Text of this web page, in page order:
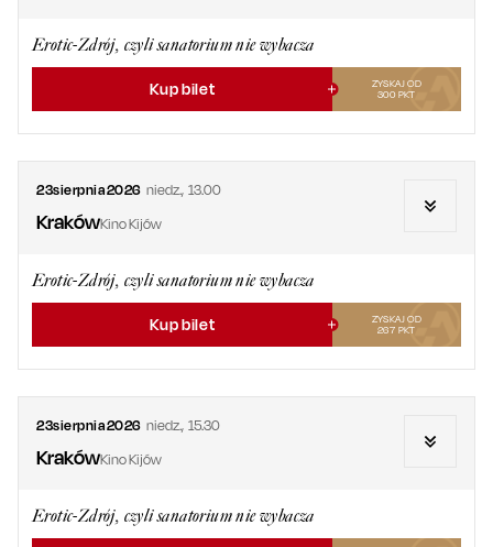
Erotic-Zdrój, czyli sanatorium nie wybacza
Kup bilet
ZYSKAJ OD
300 PKT
23sierpnia2026 niedz., 13.00
KrakówKino Kijów
Erotic-Zdrój, czyli sanatorium nie wybacza
Kup bilet
ZYSKAJ OD
267 PKT
23sierpnia2026 niedz., 15.30
KrakówKino Kijów
Erotic-Zdrój, czyli sanatorium nie wybacza